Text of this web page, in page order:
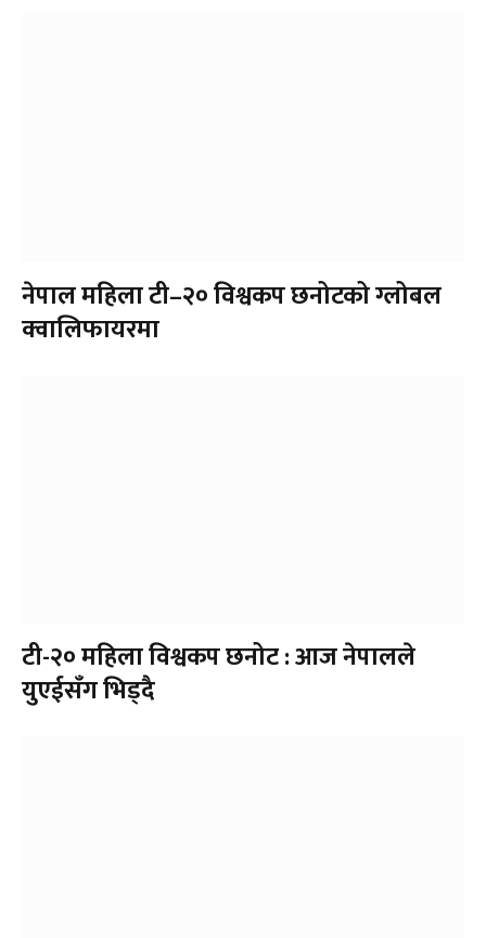
नेपाल महिला टी–२० विश्वकप छनोटको ग्लोबल
क्वालिफायरमा
टी-२० महिला विश्वकप छनोट : आज नेपालले
युएईसँग भिड्दै